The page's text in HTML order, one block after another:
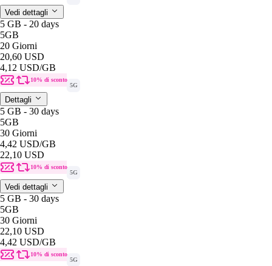
Vedi dettagli
5 GB - 20 days
5GB
20 Giorni
20,60 USD
4,12 USD/GB
10% di sconto
5G
Dettagli
5 GB - 30 days
5GB
30 Giorni
4,42 USD/GB
22,10 USD
10% di sconto
5G
Vedi dettagli
5 GB - 30 days
5GB
30 Giorni
22,10 USD
4,42 USD/GB
10% di sconto
5G